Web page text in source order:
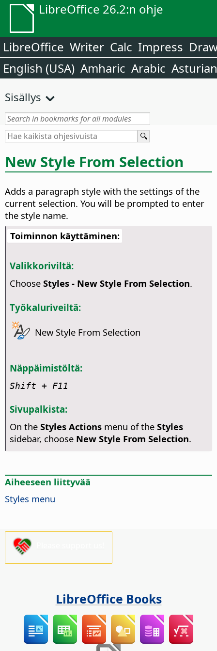
LibreOffice 26.2:n ohje
LibreOffice Writer Calc Impress
English (USA) Amharic Arabic Asturian
Sisällys
New Style From Selection
Adds a paragraph style with the settings of the
current selection. You will be prompted to enter
the style name.
Toiminnon käyttäminen:
Valikkoriviltä:
Choose Styles - New Style From Selection.
Työkaluriveiltä:
New Style From Selection
Näppäimistöltä:
Shift + F11
Sivupalkista:
On the Styles Actionsmenu of the Styles
sidebar, choose New Style From Selection.
Aiheeseen liittyvää
Styles menu
LibreOffice Books